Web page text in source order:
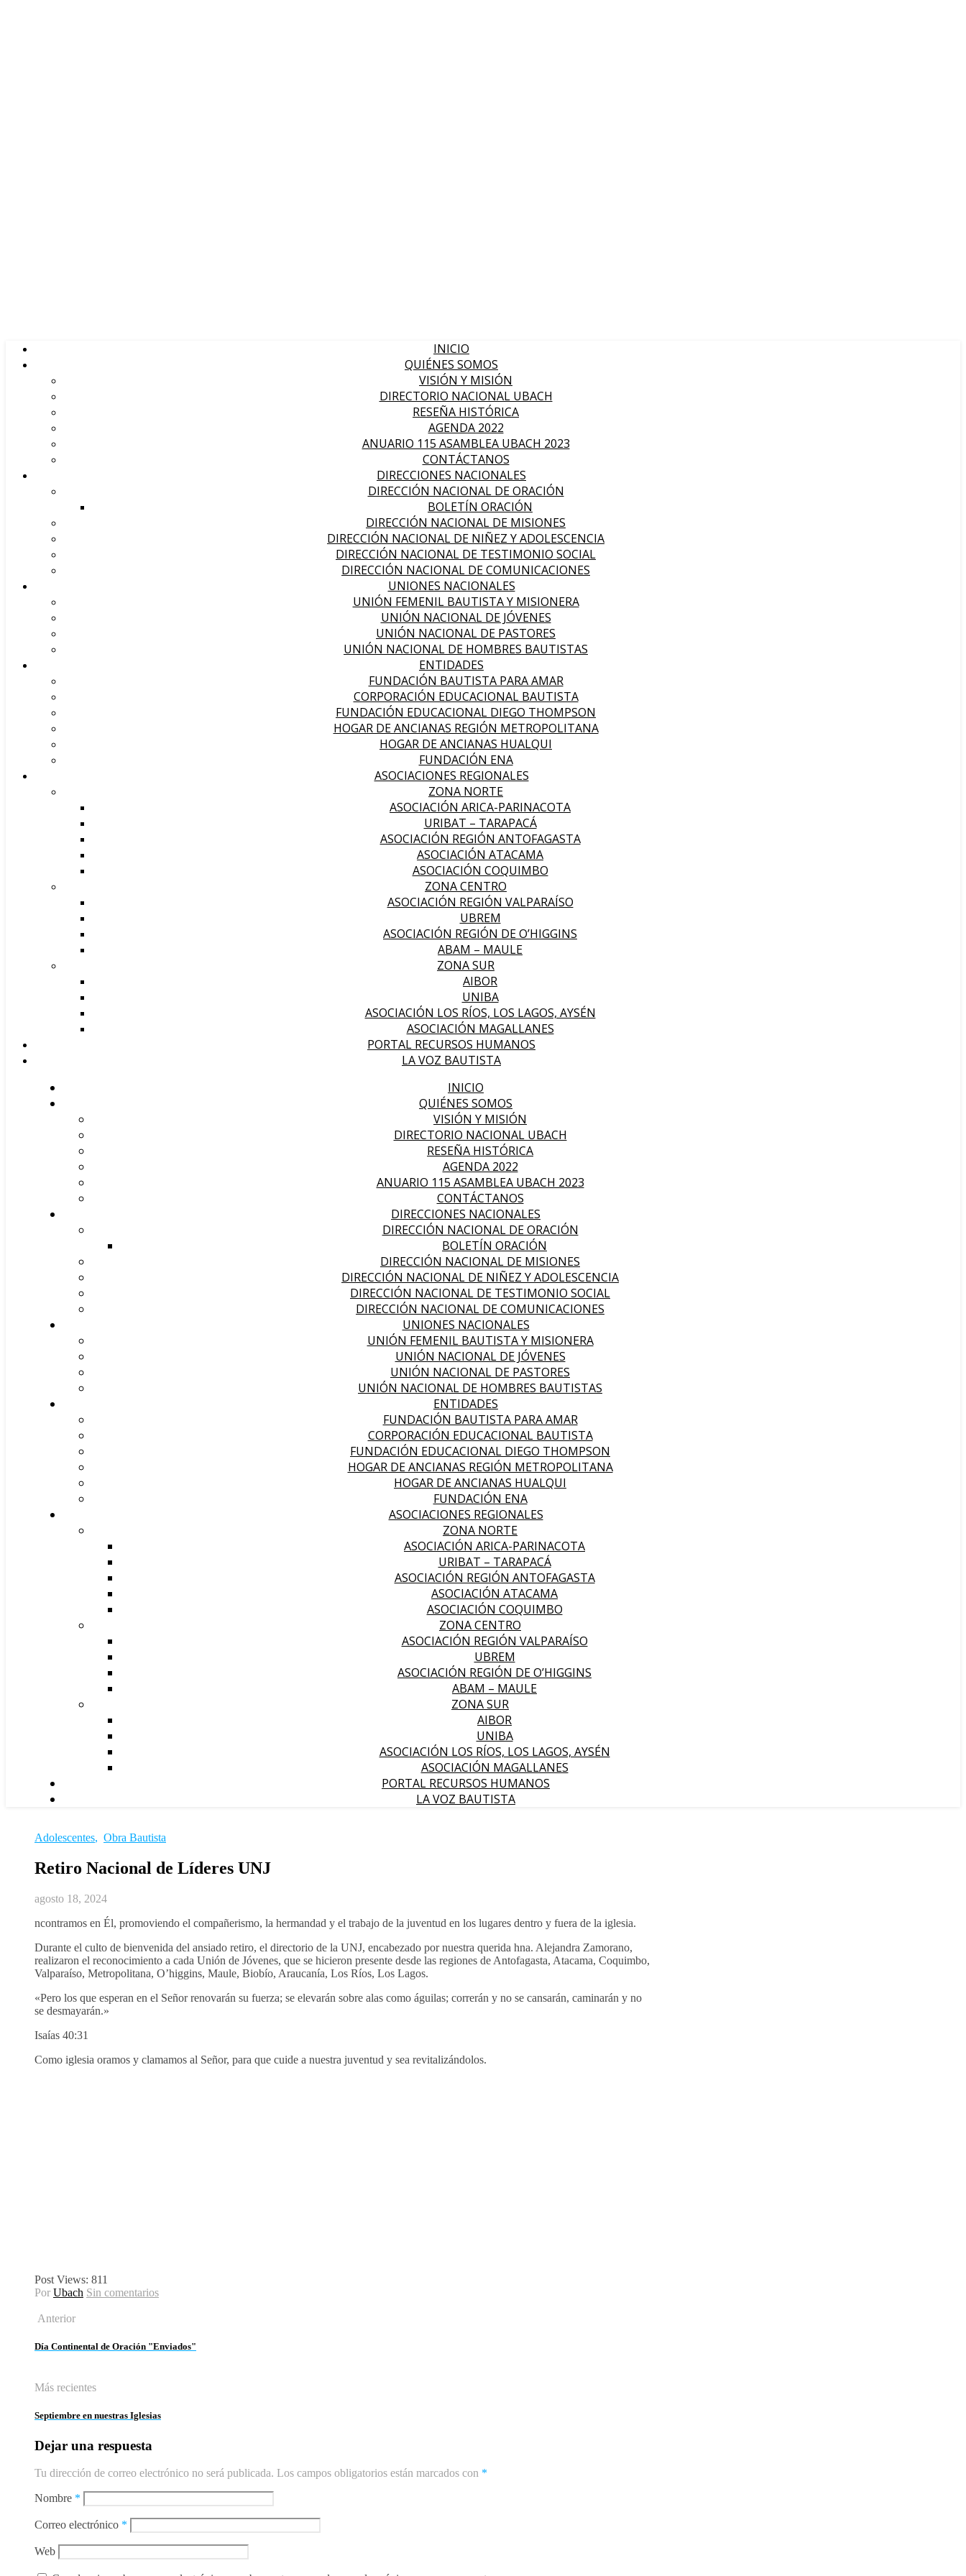
INICIO
QUIÉNES SOMOS
VISIÓN Y MISIÓN
DIRECTORIO NACIONAL UBACH
RESEÑA HISTÓRICA
AGENDA 2022
ANUARIO 115 ASAMBLEA UBACH 2023
CONTÁCTANOS
DIRECCIONES NACIONALES
DIRECCIÓN NACIONAL DE ORACIÓN
BOLETÍN ORACIÓN
DIRECCIÓN NACIONAL DE MISIONES
DIRECCIÓN NACIONAL DE NIÑEZ Y ADOLESCENCIA
DIRECCIÓN NACIONAL DE TESTIMONIO SOCIAL
DIRECCIÓN NACIONAL DE COMUNICACIONES
UNIONES NACIONALES
UNIÓN FEMENIL BAUTISTA Y MISIONERA
UNIÓN NACIONAL DE JÓVENES
UNIÓN NACIONAL DE PASTORES
UNIÓN NACIONAL DE HOMBRES BAUTISTAS
ENTIDADES
FUNDACIÓN BAUTISTA PARA AMAR
CORPORACIÓN EDUCACIONAL BAUTISTA
FUNDACIÓN EDUCACIONAL DIEGO THOMPSON
HOGAR DE ANCIANAS REGIÓN METROPOLITANA
HOGAR DE ANCIANAS HUALQUI
FUNDACIÓN ENA
ASOCIACIONES REGIONALES
ZONA NORTE
ASOCIACIÓN ARICA-PARINACOTA
URIBAT – TARAPACÁ
ASOCIACIÓN REGIÓN ANTOFAGASTA
ASOCIACIÓN ATACAMA
ASOCIACIÓN COQUIMBO
ZONA CENTRO
ASOCIACIÓN REGIÓN VALPARAÍSO
UBREM
ASOCIACIÓN REGIÓN DE O’HIGGINS
ABAM – MAULE
ZONA SUR
AIBOR
UNIBA
ASOCIACIÓN LOS RÍOS, LOS LAGOS, AYSÉN
ASOCIACIÓN MAGALLANES
PORTAL RECURSOS HUMANOS
LA VOZ BAUTISTA
INICIO
QUIÉNES SOMOS
VISIÓN Y MISIÓN
DIRECTORIO NACIONAL UBACH
RESEÑA HISTÓRICA
AGENDA 2022
ANUARIO 115 ASAMBLEA UBACH 2023
CONTÁCTANOS
DIRECCIONES NACIONALES
DIRECCIÓN NACIONAL DE ORACIÓN
BOLETÍN ORACIÓN
DIRECCIÓN NACIONAL DE MISIONES
DIRECCIÓN NACIONAL DE NIÑEZ Y ADOLESCENCIA
DIRECCIÓN NACIONAL DE TESTIMONIO SOCIAL
DIRECCIÓN NACIONAL DE COMUNICACIONES
UNIONES NACIONALES
UNIÓN FEMENIL BAUTISTA Y MISIONERA
UNIÓN NACIONAL DE JÓVENES
UNIÓN NACIONAL DE PASTORES
UNIÓN NACIONAL DE HOMBRES BAUTISTAS
ENTIDADES
FUNDACIÓN BAUTISTA PARA AMAR
CORPORACIÓN EDUCACIONAL BAUTISTA
FUNDACIÓN EDUCACIONAL DIEGO THOMPSON
HOGAR DE ANCIANAS REGIÓN METROPOLITANA
HOGAR DE ANCIANAS HUALQUI
FUNDACIÓN ENA
ASOCIACIONES REGIONALES
ZONA NORTE
ASOCIACIÓN ARICA-PARINACOTA
URIBAT – TARAPACÁ
ASOCIACIÓN REGIÓN ANTOFAGASTA
ASOCIACIÓN ATACAMA
ASOCIACIÓN COQUIMBO
ZONA CENTRO
ASOCIACIÓN REGIÓN VALPARAÍSO
UBREM
ASOCIACIÓN REGIÓN DE O’HIGGINS
ABAM – MAULE
ZONA SUR
AIBOR
UNIBA
ASOCIACIÓN LOS RÍOS, LOS LAGOS, AYSÉN
ASOCIACIÓN MAGALLANES
PORTAL RECURSOS HUMANOS
LA VOZ BAUTISTA
Adolescentes, Obra Bautista
Retiro Nacional de Líderes UNJ
agosto 18, 2024
ncontramos en Él, promoviendo el compañerismo, la hermandad y el trabajo de la juventud en los lugares dentro y fuera de la iglesia.
Durante el culto de bienvenida del ansiado retiro, el directorio de la UNJ, encabezado por nuestra querida hna. Alejandra Zamorano,
realizaron el reconocimiento a cada Unión de Jóvenes, que se hicieron presente desde las regiones de Antofagasta, Atacama, Coquimbo,
Valparaíso, Metropolitana, O’higgins, Maule, Biobío, Araucanía, Los Ríos, Los Lagos.
«Pero los que esperan en el Señor renovarán su fuerza; se elevarán sobre alas como águilas; correrán y no se cansarán, caminarán y no
se desmayarán.»
Isaías 40:31
Como iglesia oramos y clamamos al Señor, para que cuide a nuestra juventud y sea revitalizándolos.
Post Views: 811
Por Ubach Sin comentarios
Anterior
Día Continental de Oración "Enviados"
Más recientes
Septiembre en nuestras Iglesias
Dejar una respuesta
Tu dirección de correo electrónico no será publicada. Los campos obligatorios están marcados con *
Nombre *
Correo electrónico *
Web